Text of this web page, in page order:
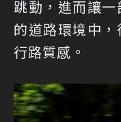
跳動，進而讓
的道路環境中
行路質感。